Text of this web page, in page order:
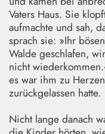
Vaters Haus. Sie
aufmachte und sah,
sprach sie: »Ihr
Walde geschlafen,
nicht
es war ihm zu
zurückgelassen hatte.
Nicht lange danach